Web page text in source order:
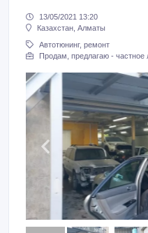
13/05/2021 13:20
Казахстан, Алматы
Автотюнинг, ремонт
Продам, предлагаю - частное